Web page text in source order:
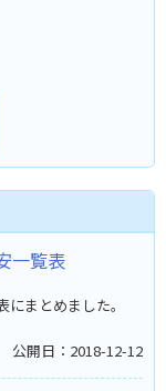
一覧表
まとめました。
公開日：2018-12-12